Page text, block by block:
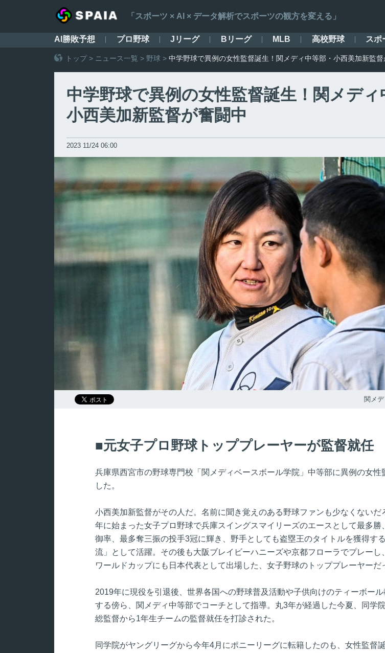
「スポーツ × AI × データ解析でスポーツの観方を変える」
AI勝敗予想 プロ野球 Jリーグ Bリーグ MLB 高校野球 スポ
トップ> ニュース一覧 > 野球 > 中学野球で異例の女性監督誕生！関メディ中等部・小西美加新監督
中学野球で異例の女性監督誕生！関メディ
小西美加新監督が奮闘中
2023 11/24 06:00
関メ
元女子プロ野球トッププレーヤーが監督就任
兵庫県西宮市の野球専門校「関メディベースボール学院」中等部に異例の女性
した。
小西美加新監督がその人だ。名前に聞き覚えのある野球ファンも少なくないだ
年に始まった女子プロ野球で兵庫スイングスマイリーズのエースとして最多勝
御率、最多奪三振の投手3冠に輝き、野手としても盗塁王のタイトルを獲得す
流」として活躍。その後も大阪ブレイビーハニーズや京都フローラでプレーし
ワールドカップにも日本代表として出場した、女子野球のトッププレーヤーだ
2019年に現役を引退後、世界各国への野球普及活動や子供向けのティーボー
する傍ら、関メディ中等部でコーチとして指導。丸3年が経過した今夏、同学
総監督から1年生チームの監督就任を打診された。
同学院がヤングリーグから今年4月にポニーリーグに転籍したのも、女性監督